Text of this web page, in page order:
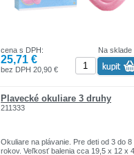
Na sklade
cena s DPH:
25,71 €
bez DPH 20,90 €
Plavecké okuliare 3 druhy
211333
Okuliare na plávanie. Pre deti od 3 do 8
rokov. Veľkosť balenia cca 19,5 x 12 x